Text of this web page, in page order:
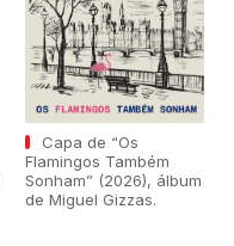
Capa de “Os
Flamingos Também
Sonham” (2026), álbum
de Miguel Gizzas.